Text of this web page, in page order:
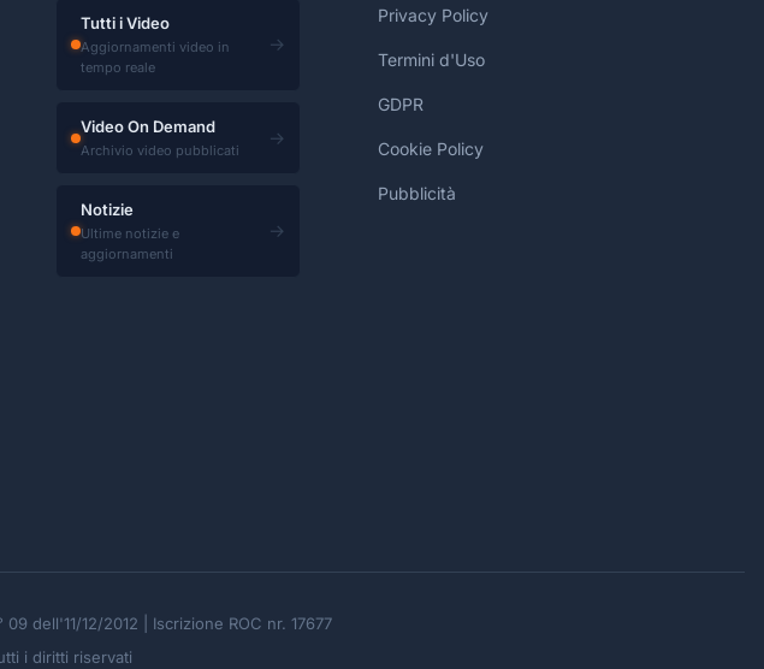
Tutti i Video
Aggiornamenti video in
tempo reale
→
Video On Demand
Archivio video pubblicati
→
Notizie
Ultime notizie e
aggiornamenti
→
Privacy Policy
Termini d'Uso
GDPR
Cookie Policy
Pubblicità
dell'11/12/2012 | Iscrizione ROC nr. 17677
i diritti riservati